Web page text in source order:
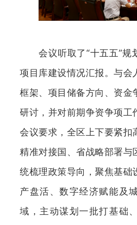
会议听取了“十五五”规
项目库建设情况汇报。与会
框架、项目储备方向、资金
研讨，并对前期争资争项工
会议要求，全区上下要紧扣
精准对接国、省战略部署与
统梳理政策导向，聚焦基础
产盘活、数字经济赋能及
域，主动谋划一批打基础